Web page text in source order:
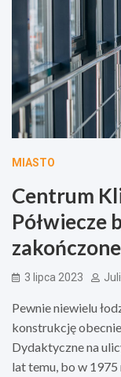
MIASTO
Centrum
Półwiecze
zakończone
3 lipca 2023
Pewnie niewielu
konstrukcję
Dydaktyczne na
lat temu, bo w